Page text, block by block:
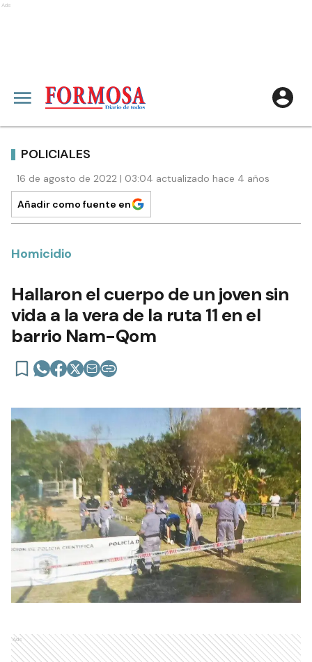
Ads
POLICIALES
16 de agosto de 2022 | 03:04 actualizado hace 4 años
Añadir como fuente en
Homicidio
Hallaron el cuerpo de un joven sin
vida a la vera de la ruta 11 en el
barrio Nam-Qom
Ads